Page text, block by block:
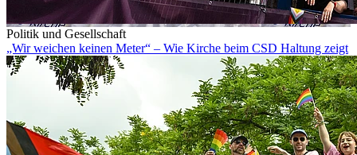
Politik und Gesellschaft
„Wir weichen keinen Meter“ – Wie Kirche beim CSD Haltung zeigt